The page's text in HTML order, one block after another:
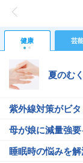
健康 芸
夏のむ
紫外線対策がビ
母が娘に減量強
睡眠時の悩みを